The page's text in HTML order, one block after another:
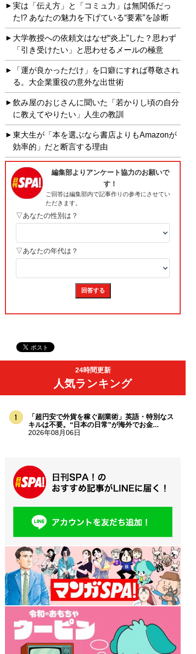
実は「伝え方」と「コミュ力」は無関係だっ
た!? あなたの魅力を下げている“要素”を診断
大学教授への依頼文はなぜ“炎上”した？思わず
「引き受けたい」と思わせるメールの極意
「運が良かっただけ」を口癖にすれば尊敬され
る。大企業重役の意外な出世術
飲み屋のおじさんに聞いた「若かりし頃の自分
に教えてやりたい」人生の教訓
東大生が「本を選ぶなら書店よりもAmazonが
効率的」だと断言する理由
24時間更新
人気ランキング
「超円安で外貨を稼ぐ副業術」英語・特別なス
キルは不要。“日本の日常”が海外でお金...
2026年08月06日